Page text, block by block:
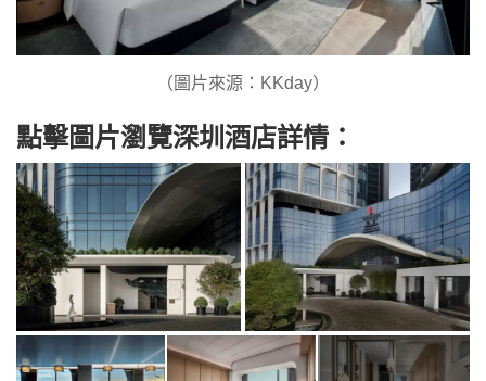
（圖片來源：KKday）
點擊圖片瀏覽深圳酒店詳情：